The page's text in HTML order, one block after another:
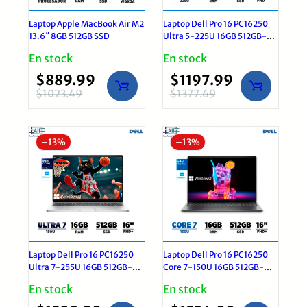
Laptop Apple MacBook Air M2
13.6″ 8GB 512GB SSD
En stock
$1023.49
original
era:
$1023.49.
$889.99
actual
es:
$889.99.
Laptop Dell Pro 16 PC16250
Ultra 5-225U 16GB 512GB-
Grafito
En stock
$1377.69
original
era:
$1377.69.
$1197.99
actual
es:
$1197.99.
–13%
Laptop Dell Pro 16 PC16250
Ultra 7-255U 16GB 512GB-
Pro Silver
En stock
–13%
Laptop Dell Pro 16 PC16250
Core 7-150U 16GB 512GB-
Pro Black
En stock